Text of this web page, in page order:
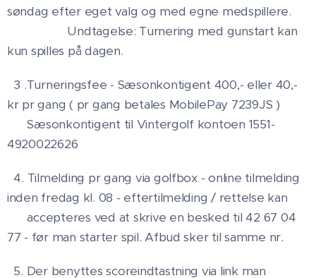
søndag efter eget valg og med egne medspillere.
Undtagelse: Turnering med gunstart kan
kun spilles på dagen.
3 .Turneringsfee - Sæsonkontigent 400,- eller 40,-
kr pr gang ( pr gang betales MobilePay 7239JS )
Sæsonkontigent til Vintergolf kontoen 1551-
4920022626
4. Tilmelding pr gang via golfbox - online tilmelding
inden fredag kl. 08 - eftertilmelding / rettelse kan
accepteres ved at skrive en besked til 42 67 04
77 - før man starter spil. Afbud sker til samme nr.
5. Der benyttes scoreindtastning via link man